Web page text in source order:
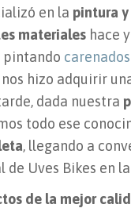
en la pintura
materiales hace
pintando carenados
hizo adquirir
dada nuestra
todo ese
, llegando a
Uves Bikes en
de la mejor